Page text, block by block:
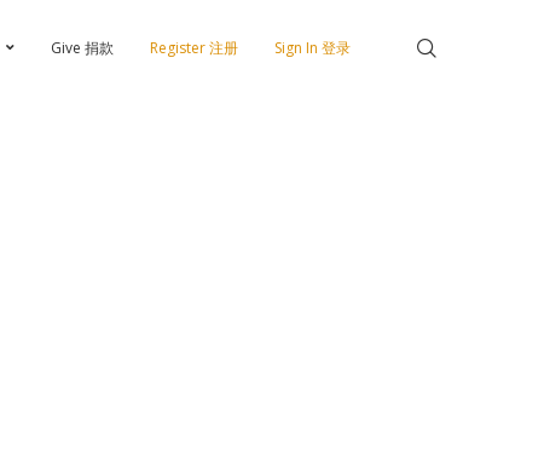
Give 捐款 Register 注册 Sign In 登录